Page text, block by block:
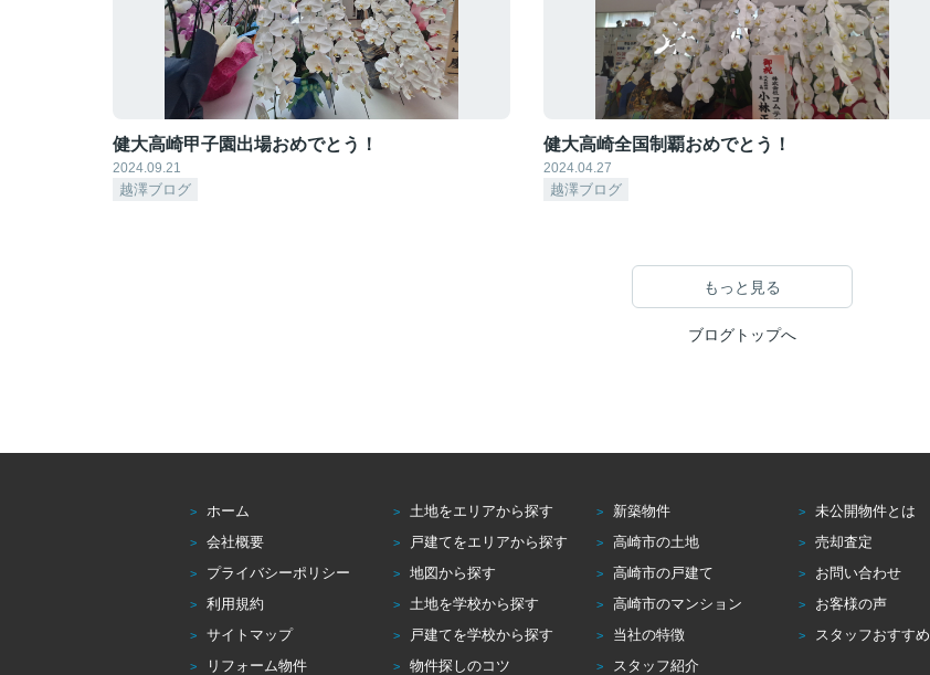
健大高崎甲子園出場おめでとう！
2024.09.21
越澤ブログ
健大高崎全国制覇おめでとう！
2024.04.27
越澤ブログ
もっと見る
ブログトップへ
ホーム 土地をエリアから探す 新築物件
未公開物件とは
会社概要
戸建てをエリアから探す 高崎市の土地
売却査定
プライバシーポリシー
地図から探す 高崎市の戸建て
お問い合わせ
利用規約
土地を学校から探す 高崎市のマンション
お客様の声
サイトマップ
戸建てを学校から探す 当社の特徴
スタッフおすすめ
リフォーム物件
物件探しのコツ スタッフ紹介